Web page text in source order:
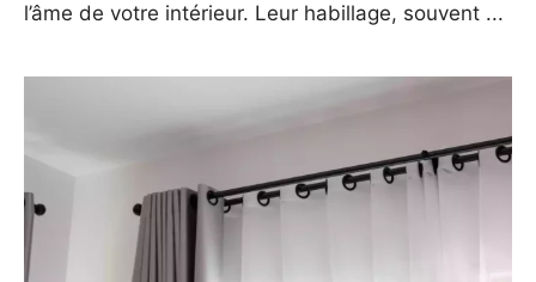
l’âme de votre intérieur. Leur habillage, souvent ...